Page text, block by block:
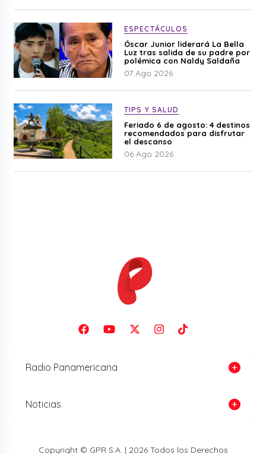
ESPECTÁCULOS
Óscar Junior liderará La Bella
Luz tras salida de su padre por
polémica con Naldy Saldaña
07 Ago 2026
TIPS Y SALUD
Feriado 6 de agosto: 4 destinos
recomendados para disfrutar
el descanso
06 Ago 2026
Radio Panamericana
Noticias
Copyright © GPR S.A. | 2026 Todos los Derechos